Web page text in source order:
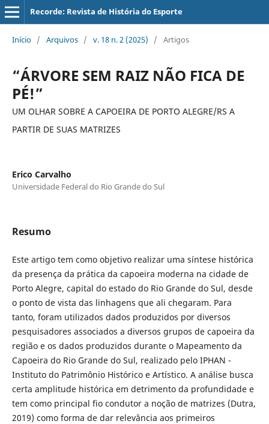
Recorde: Revista de História do Esporte
Início / Arquivos / v. 18 n. 2 (2025) / Artigos
“ÁRVORE SEM RAIZ NÃO FICA DE
PÉ!”
UM OLHAR SOBRE A CAPOEIRA DE PORTO ALEGRE/RS A
PARTIR DE SUAS MATRIZES
Erico Carvalho
Universidade Federal do Rio Grande do Sul
Resumo
Este artigo tem como objetivo realizar uma síntese histórica
da presença da prática da capoeira moderna na cidade de
Porto Alegre, capital do estado do Rio Grande do Sul, desde
o ponto de vista das linhagens que ali chegaram. Para
tanto, foram utilizados dados produzidos por diversos
pesquisadores associados a diversos grupos de capoeira da
região e os dados produzidos durante o Mapeamento da
Capoeira do Rio Grande do Sul, realizado pelo IPHAN -
Instituto do Patrimônio Histórico e Artístico. A análise busca
certa amplitude histórica em detrimento da profundidade e
tem como principal fio condutor a noção de matrizes (Dutra,
2019) como forma de dar relevância aos primeiros